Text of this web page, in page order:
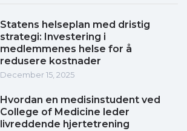
Statens helseplan med dristig
strategi: Investering i
medlemmenes helse for å
redusere kostnader
December 15, 2025
Hvordan en medisinstudent ved
College of Medicine leder
livreddende hjertetrening